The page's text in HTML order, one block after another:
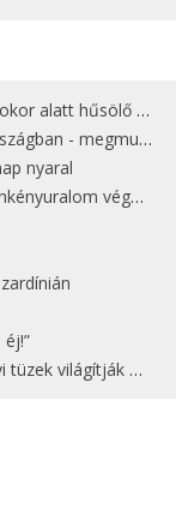
cicát Kisorosziban
a 15 legjobbat
nyaral
végét jelentette
meg Zugspitzét